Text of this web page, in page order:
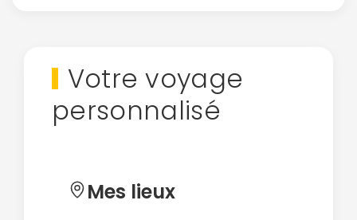
Votre voyage
personnalisé
Mes lieux